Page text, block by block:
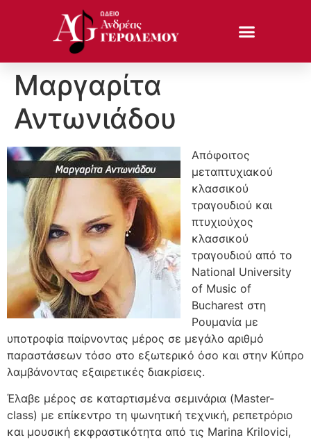
Μαργαρίτα
Αντωνιάδου
Απόφοιτος
μεταπτυχιακού
κλασσικού
τραγουδιού και
πτυχιούχος
κλασσικού
τραγουδιού από το
National University
of Music of
Bucharest στη
Ρουμανία με
υποτροφία παίρνοντας μέρος σε μεγάλο αριθμό
παραστάσεων τόσο στο εξωτερικό όσο και στην Κύπρο
λαμβάνοντας εξαιρετικές διακρίσεις.
Έλαβε μέρος σε καταρτισμένα σεμινάρια (Master-
class) με επίκεντρο τη ψωνητική τεχνική, ρεπετρόριο
και μουσική εκφραστικότητα από τις Marina Krilovici,